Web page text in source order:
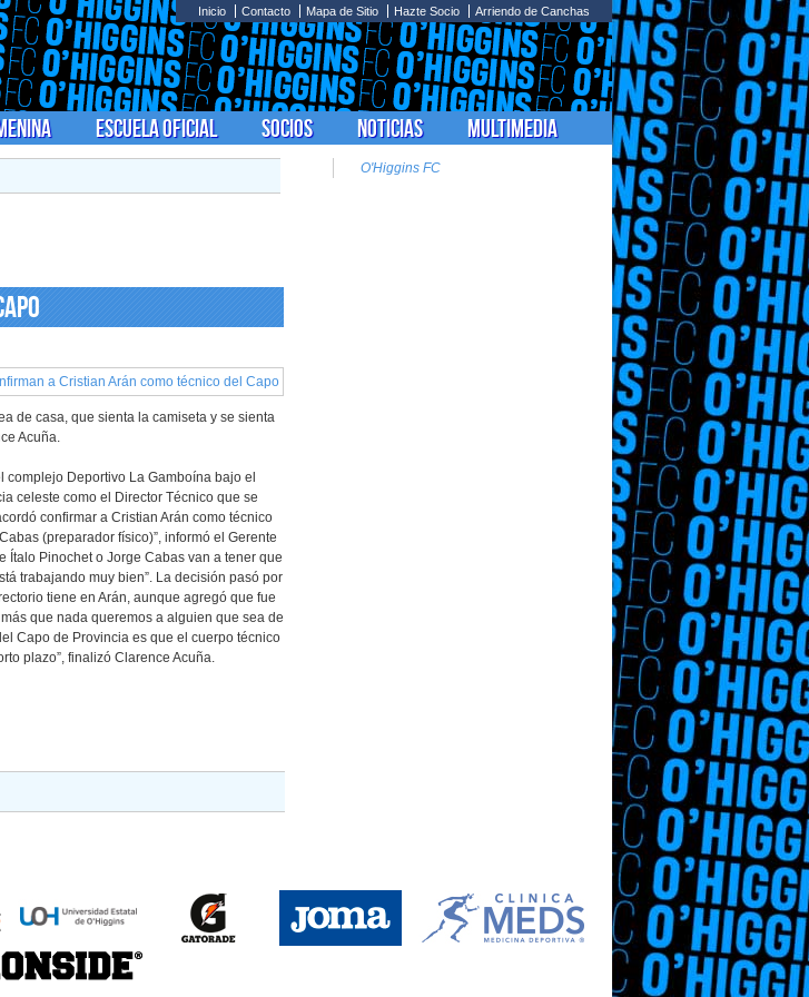
Inicio Contacto Mapa de Sitio Hazte Socio Arriendo de Canchas
Escuela Oficial Socios Noticias Multimedia
de casa, que sienta la camiseta y se sienta
Acuña.
Deportivo La Gamboína bajo el
celeste como el Director Técnico que se
confirmar a Cristian Arán como técnico
(preparador físico)”, informó el Gerente
Ítalo Pinochet o Jorge Cabas van a tener que
trabajando muy bien”. La decisión pasó por
tiene en Arán, aunque agregó que fue
que nada queremos a alguien que sea de
Capo de Provincia es que el cuerpo técnico
plazo”, finalizó Clarence Acuña.
O'Higgins FC